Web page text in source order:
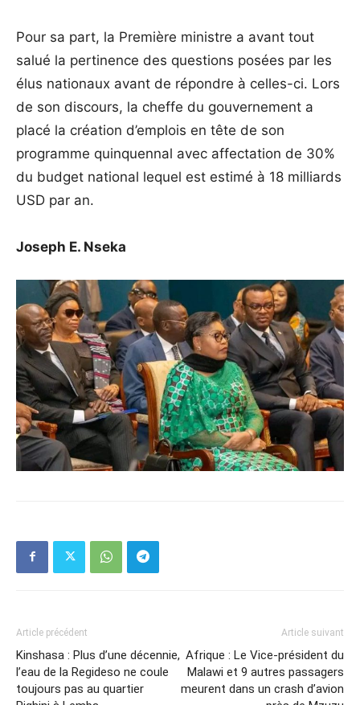
Pour sa part, la Première ministre a avant tout
salué la pertinence des questions posées par les
élus nationaux avant de répondre à celles-ci. Lors
de son discours, la cheffe du gouvernement a
placé la création d’emplois en tête de son
programme quinquennal avec affectation de 30%
du budget national lequel est estimé à 18 milliards
USD par an.
Joseph E. Nseka
Article précédent
Kinshasa : Plus d’une décennie,
l’eau de la Regideso ne coule
toujours pas au quartier
Article suivant
Afrique : Le Vice-président du
Malawi et 9 autres passagers
meurent dans un crash d’avion